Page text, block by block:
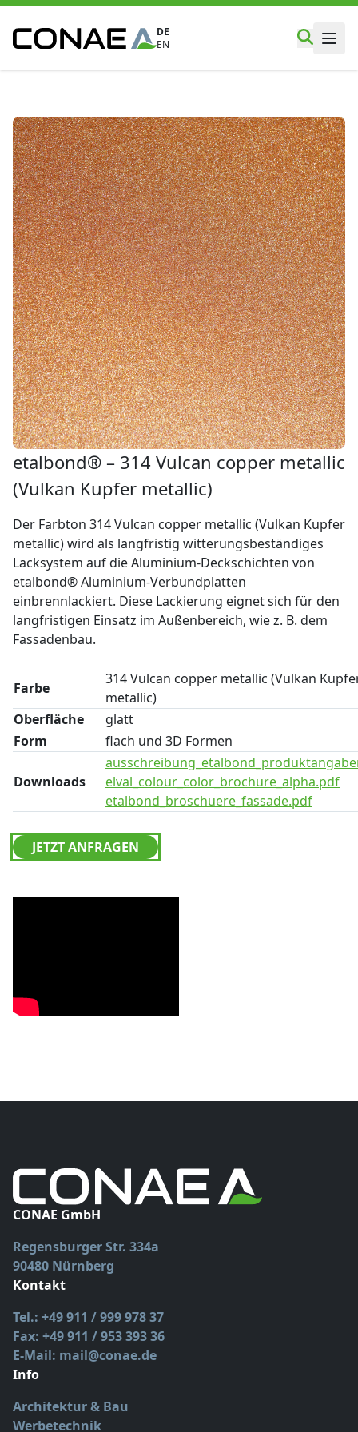
DE
EN
etalbond® – 314 Vulcan copper metallic
(Vulkan Kupfer metallic)
Der Farbton 314 Vulcan copper metallic (Vulkan Kupfer
metallic) wird als langfristig witterungsbeständiges
Lacksystem auf die Aluminium-Deckschichten von
etalbond® Aluminium-Verbundplatten
einbrennlackiert. Diese Lackierung eignet sich für den
langfristigen Einsatz im Außenbereich, wie z. B. dem
Fassadenbau.
Farbe
314 Vulcan copper metallic (Vulkan
metallic)
Oberfläche
glatt
Form
flach und 3D Formen
Downloads
elval_colour_color_brochure_alpha.pdf
etalbond_broschuere_fassade.pdf
JETZT ANFRAGEN
CONAE GmbH
Regensburger Str. 334a
90480 Nürnberg
Kontakt
Tel.: +49 911 / 999 978 37
Fax: +49 911 / 953 393 36
E-Mail: mail@conae.de
Info
Architektur & Bau
Werbetechnik